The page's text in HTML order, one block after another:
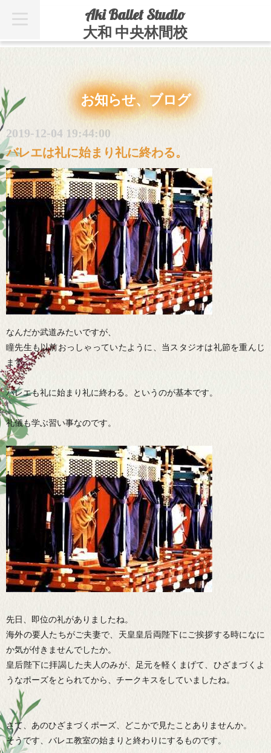
Aki Ballet Studio
大和 中央林間校
t
o
g
i
g
i
n
お知らせ、ブログ
2019-12-04 19:44:00
バレエは礼に始まり礼に終わる。
なんだか武道みたいですが、
瞳先生も以前おっしゃっていたように、当スタジオは礼節を重んじ
ます。
バレエも礼に始まり礼に終わる。というのが基本です。
礼儀も学ぶ習い事なのです。
先日、即位の礼がありましたね。
海外の要人たちがご夫妻で、天皇皇后両陛下にご挨拶する時になに
か気が付きませんでしたか。
皇后陛下に拝謁した夫人のみが、足元を軽くまげて、ひざまづくよ
うなポーズをとられてから、チークキスをしていましたね。
さて、あのひざまづくポーズ、どこかで見たことありませんか。
そうです、バレエ教室の始まりと終わりにするものです。